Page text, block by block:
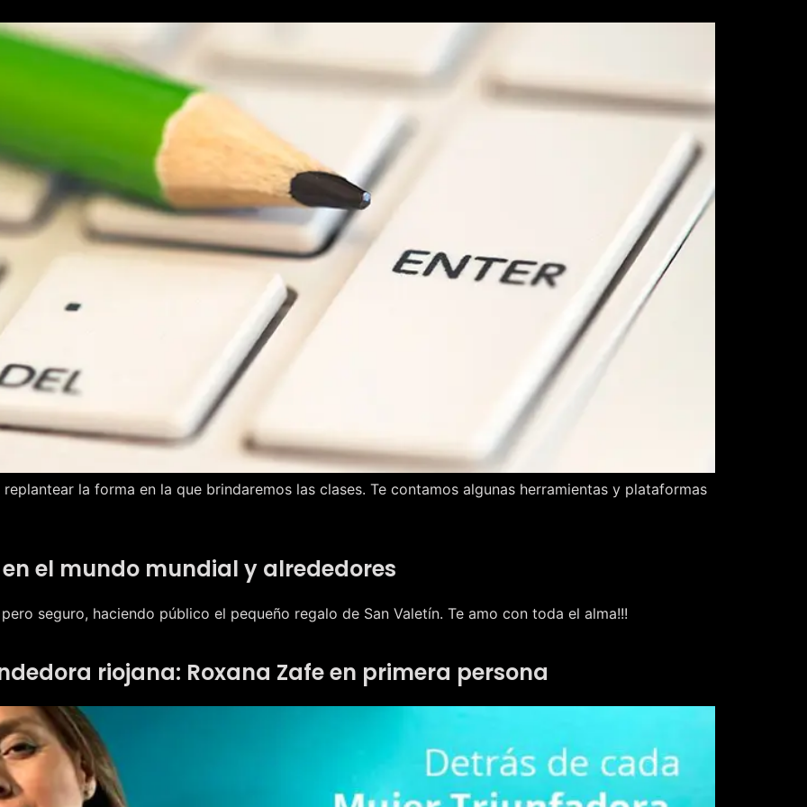
la forma en la que brindaremos las clases. Te contamos algunas herramientas y plataformas
el mundo mundial y alrededores
seguro, haciendo público el pequeño regalo de San Valetín. Te amo con toda el alma!!!
riojana: Roxana Zafe en primera persona